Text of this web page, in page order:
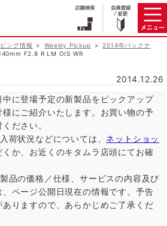
ング情報 Weekly Pickup
2014年バックナ
F2.8 R LM OIS WR
2014.12.26
に登場予定の新製品をピックアップ
様にご紹介いたします。お買い物の予
ださい。
荷状況などについては、 ネットショッ
か、お近くのキタムラ店頭にてお確
品の価格／仕様、サービスの内容及び
ページ公開日現在の情報です。予告
りますので、あらかじめご了承くだ